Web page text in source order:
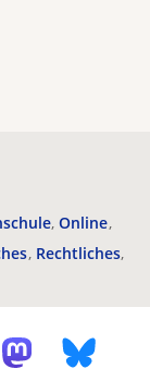
Online
Rechtliches